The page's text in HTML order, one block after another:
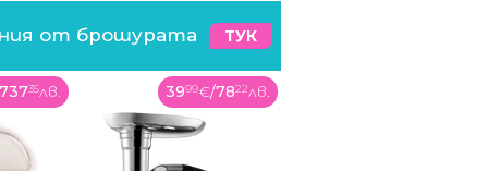
от брошурата ТУК
/7822лв. 18399€/35986лв.